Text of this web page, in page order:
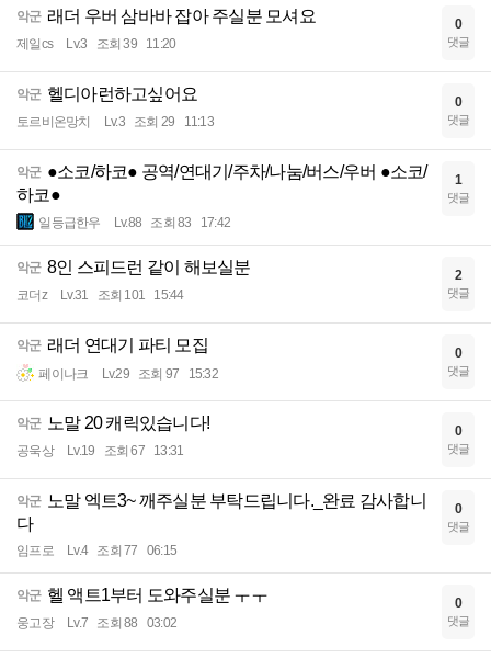
악군 래더 우버 삼바바 잡아 주실분 모셔요
제일cs Lv.3 조회 39 11:20
0
댓글
악군 헬디아런하고싶어요
토르비온망치 Lv.3 조회 29 11:13
0
댓글
악군 ●소코/하코● 공역/연대기/주차/나눔/버스/우버 ●소코/
하코●
일등급한우 Lv.88 조회 83 17:42
1
댓글
악군 8인 스피드런 같이 해보실분
코더z Lv.31 조회 101 15:44
2
댓글
악군 래더 연대기 파티 모집
페이나크 Lv.29 조회 97 15:32
0
댓글
악군 노말 20 캐릭있습니다!
공욱상 Lv.19 조회 67 13:31
0
댓글
악군 노말 엑트3~ 깨주실분 부탁드립니다._완료 감사합니
다
임프로 Lv.4 조회 77 06:15
0
댓글
악군 헬 액트1부터 도와주실분 ㅜㅜ
웅고장 Lv.7 조회 88 03:02
0
댓글